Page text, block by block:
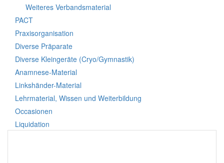
Weiteres Verbandsmaterial
PACT
Praxisorganisation
Diverse Präparate
Diverse Kleingeräte (Cryo/Gymnastik)
Anamnese-Material
Linkshänder-Material
Lehrmaterial, Wissen und Weiterbildung
Occasionen
Liquidation